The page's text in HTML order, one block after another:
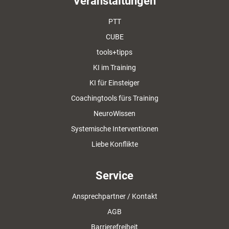
PTT
CUBE
tools+tipps
KI im Training
KI für Einsteiger
Coachingtools fürs Training
NeuroWissen
Systemische Interventionen
Liebe Konflikte
Service
Ansprechpartner / Kontakt
AGB
Barrierefreiheit